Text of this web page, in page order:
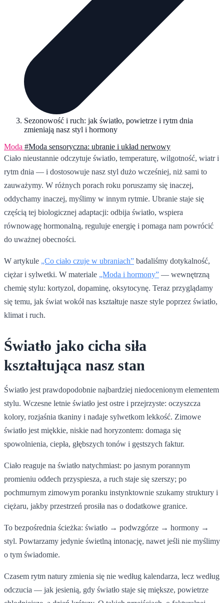
Sezonowość i ruch: jak światło, powietrze i rytm dnia
zmieniają nasz styl i hormony
Moda #Moda sensoryczna: ubranie i układ nerwowy
Ciało nieustannie odczytuje światło, temperaturę, wilgotność, wiatr i
rytm dnia — i dostosowuje nasz styl dużo wcześniej, niż sami to
zauważymy. W różnych porach roku poruszamy się inaczej,
oddychamy inaczej, myślimy w innym rytmie. Ubranie staje się
częścią tej biologicznej adaptacji: odbija światło, wspiera
równowagę hormonalną, reguluje energię i pomaga nam powrócić
do uważnej obecności.
W artykule „Co ciało czuje w ubraniach” badaliśmy dotykalność,
ciężar i sylwetki. W materiale „Moda i hormony” — wewnętrzną
chemię stylu: kortyzol, dopaminę, oksytocynę. Teraz przyglądamy
się temu, jak świat wokół nas kształtuje nasze style poprzez światło,
klimat i ruch.
Światło jako cicha siła
kształtująca nasz stan
Światło jest prawdopodobnie najbardziej niedocenionym elementem
stylu. Wczesne letnie światło jest ostre i przejrzyste: oczyszcza
kolory, rozjaśnia tkaniny i nadaje sylwetkom lekkość. Zimowe
światło jest miękkie, niskie nad horyzontem: domaga się
spowolnienia, ciepła, głębszych tonów i gęstszych faktur.
Ciało reaguje na światło natychmiast: po jasnym porannym
promieniu oddech przyspiesza, a ruch staje się szerszy; po
pochmurnym zimowym poranku instynktownie szukamy struktury i
ciężaru, jakby przestrzeń prosiła nas o dodatkowe granice.
To bezpośrednia ścieżka: światło → podwzgórze → hormony →
styl. Powtarzamy jedynie świetlną intonację, nawet jeśli nie myślimy
o tym świadomie.
Czasem rytm natury zmienia się nie według kalendarza, lecz według
odczucia — jak jesienią, gdy światło staje się miększe, powietrze